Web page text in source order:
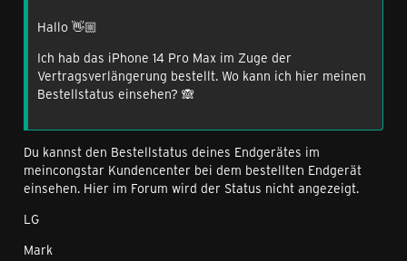
Hallo 👋🏼
Ich hab das iPhone 14 Pro Max im Zuge der
Vertragsverlängerung bestellt. Wo kann ich hier meinen
Bestellstatus einsehen? 🙈
Du kannst den Bestellstatus deines Endgerätes im
meincongstar Kundencenter bei dem bestellten Endgerät
einsehen. Hier im Forum wird der Status nicht angezeigt.
LG
Mark